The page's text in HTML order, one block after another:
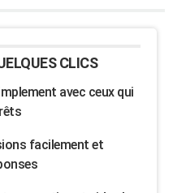
CLICS
avec ceux qui
facilement et